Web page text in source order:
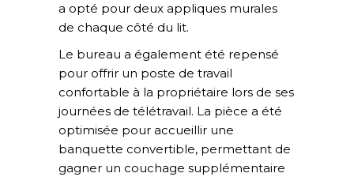
a opté pour deux appliques murales
de chaque côté du lit.
Le bureau a également été repensé
pour offrir un poste de travail
confortable à la propriétaire lors de ses
journées de télétravail. La pièce a été
optimisée pour accueillir une
banquette convertible, permettant de
gagner un couchage supplémentaire